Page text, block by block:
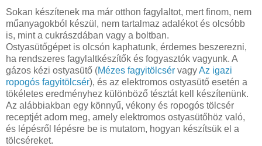
Sokan készítenek ma már otthon fagylaltot, mert finom, nem
műanyagokból készül, nem tartalmaz adalékot és olcsóbb
is, mint a cukrászdában vagy a boltban.
Ostyasütőgépet is olcsón kaphatunk, érdemes beszerezni,
ha rendszeres fagylaltkészítők és fogyasztók vagyunk. A
gázos kézi ostyasütő (Mézes fagyitölcsér vagyAz igazi
ropogós fagyitölcsér), és az elektromos ostyasütő esetén a
tökéletes eredményhez különböző tésztát kell készítenünk.
Az alábbiakban egy könnyű, vékony és ropogós tölcsér
receptjét adom meg, amely elektromos ostyasütőhöz való,
és lépésről lépésre be is mutatom, hogyan készítsük el a
tölcséreket.